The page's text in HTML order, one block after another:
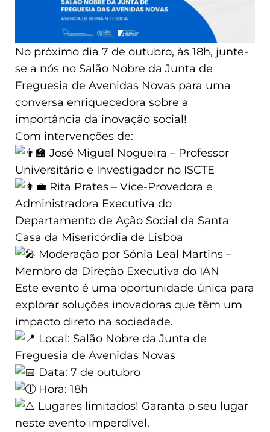
No próximo dia 7 de outubro, às 18h, junte-
se a nós no Salão Nobre da Junta de
Freguesia de Avenidas Novas para uma
conversa enriquecedora sobre a
importância da inovação social!
Com intervenções de:
José Miguel Nogueira – Professor
Universitário e Investigador no ISCTE
Rita Prates – Vice-Provedora e
Administradora Executiva do
Departamento de Ação Social da Santa
Casa da Misericórdia de Lisboa
Moderação por Sónia Leal Martins –
Membro da Direção Executiva do IAN
Este evento é uma oportunidade única para
explorar soluções inovadoras que têm um
impacto direto na sociedade.
Local: Salão Nobre da Junta de
Freguesia de Avenidas Novas
Data: 7 de outubro
Hora: 18h
Lugares limitados! Garanta o seu lugar
neste evento imperdível.